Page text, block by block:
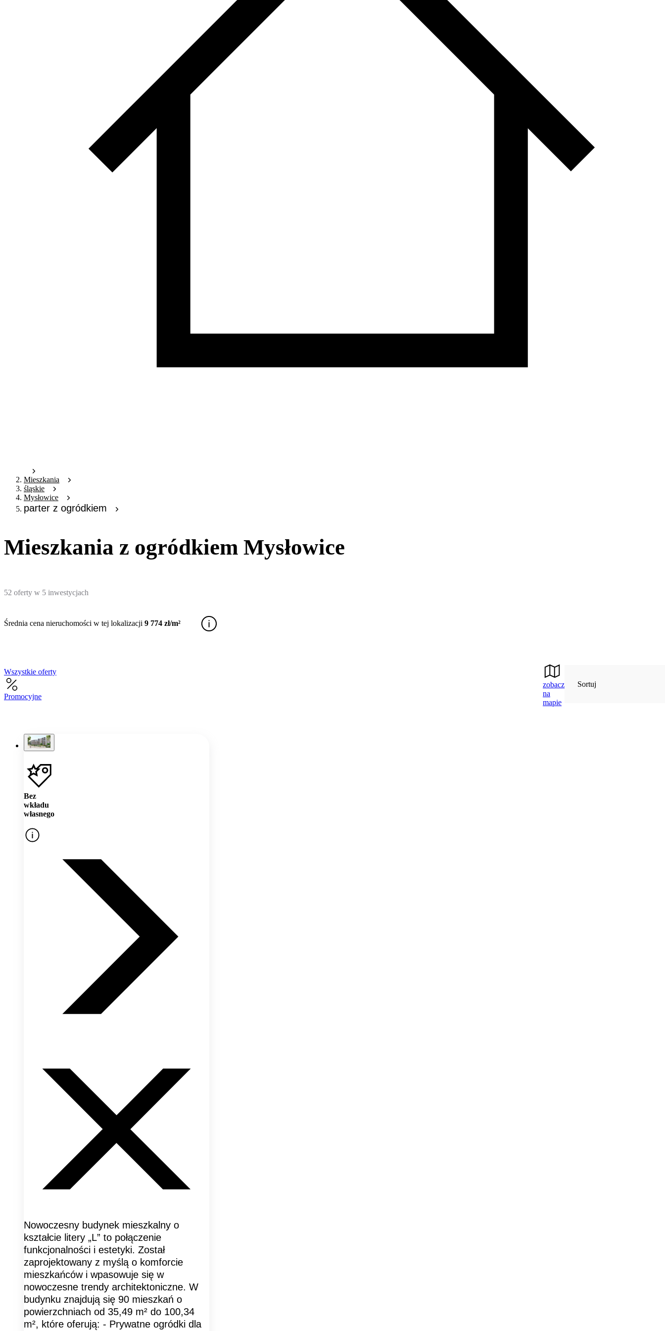
Mieszkania
śląskie
Mysłowice
parter z ogródkiem
Mieszkania z ogródkiem Mysłowice
52 oferty w 5 inwestycjach
Średnia cena nieruchomości w tej lokalizacji 9 774 zł/m²
Wszystkie oferty
Promocyjne
zobacz
na
mapie
Sortuj
Bez
wkładu
własnego
Nowoczesny budynek mieszkalny o
kształcie litery „L” to połączenie
funkcjonalności i estetyki. Został
zaprojektowany z myślą o komforcie
mieszkańców i wpasowuje się w
nowoczesne trendy architektoniczne. W
budynku znajdują się 90 mieszkań o
powierzchniach od 35,49 m² do 100,34
m², które oferują: - Prywatne ogródki dla